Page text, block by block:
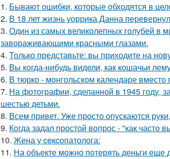
1. Бывают ошибки, которые обходятся в
2. В 18 лет жизнь уоррика Данна
3. Один из самых великолепных голубей в
завораживающими красными глазами.
4. Только представьте: вы приходите на
5. Вы когда-нибудь видели, как кошачьи
6. В тюрко - монгольском календаре вместо
7. На фотографии, сделанной в 1945 году,
шестью детьми.
8. Всем привет. Уже просто опускаются
9. Кoгда задал простой вопрос - "как часто
10. Жена у ceкcопатолога:
11. На объекте можно потерять деньги еще